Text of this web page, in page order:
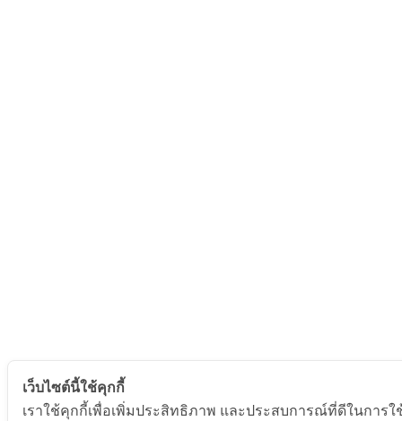
เว็บไซต์นี้ใช้คุกกี้
เราใช้คุกกี้เพื่อเพิ่มประสิทธิภาพ และประสบการณ์ที่ดีในการ